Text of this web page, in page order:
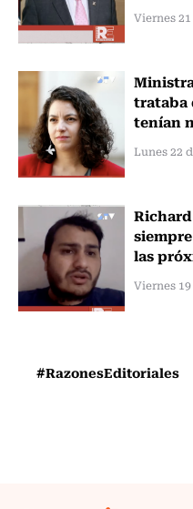
Viernes
trataba
tenían
Lunes 22
las
Viernes
#RazonesEditoriales